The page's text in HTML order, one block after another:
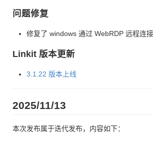
问题修复
修复了 windows 通过 WebRDP 远程连
Linkit 版本更新
3.1.22 版本上线
2025/11/13
本次发布属于迭代发布，内容如下：